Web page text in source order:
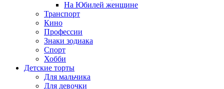
На Юбилей женщине
Транспорт
Кино
Профессии
Знаки зодиака
Спорт
Хобби
Детские торты
Для мальчика
Для девочки